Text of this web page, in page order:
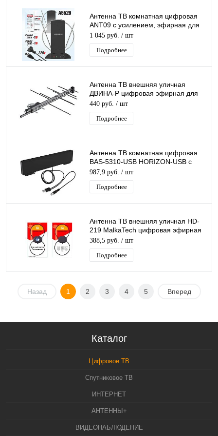
Антенна ТВ комнатная цифровая
ANT09 с усилением, эфирная для
DVB-T2 телевидения
1 045 руб. / шт
Подробнее
Антенна ТВ внешняя уличная
ДВИНА-Р цифровая эфирная для
DVB-T2 Рэмо BAS-1110-Р
440 руб. / шт
Подробнее
Антенна ТВ комнатная цифровая
BAS-5310-USB HORIZON-USB с
усилителем эфирная для DVB-T2
Рэмо
987,9 руб. / шт
Подробнее
Антенна ТВ внешняя уличная HD-
219 MalkaTech цифровая эфирная
для DVB-T2 ТВ наружная
388,5 руб. / шт
Подробнее
Назад 1 2 3 4 5 Вперед
Каталог
Цифровое ТВ
Спутниковое ТВ
ИНТЕРНЕТ
АНТЕННЫ+
ВИДЕОНАБЛЮДЕНИЕ